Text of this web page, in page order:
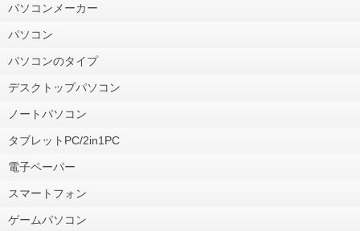
パソコンメーカー
パソコン
パソコンのタイプ
デスクトップパソコン
ノートパソコン
タブレットPC/2in1PC
電子ペーパー
スマートフォン
ゲームパソコン